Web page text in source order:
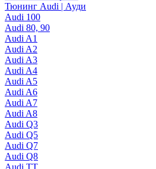
Тюнинг Audi | Ауди
Audi 100
Audi 80, 90
Audi A1
Audi A2
Audi A3
Audi A4
Audi A5
Audi A6
Audi A7
Audi A8
Audi Q3
Audi Q5
Audi Q7
Audi Q8
Audi TT